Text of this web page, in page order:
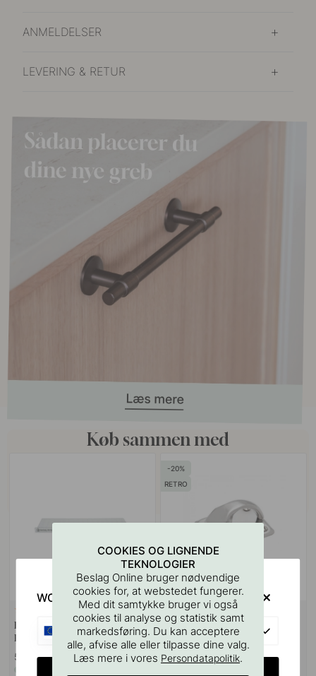
ANMELDELSER
LEVERING & RETUR
Køb sammen med
Boreskabelonen til Greb &
Knopper
55 kr
20
RETRO
18
Greb 5181U Ticka - Rustfrit Stål
87 kr109 kr
COOKIES OG LIGNENDE
TEKNOLOGIER
Beslag Online bruger nødvendige
cookies for, at webstedet fungerer.
Med dit samtykke bruger vi også
cookies til analyse og statistik samt
markedsføring. Du kan acceptere
alle, afvise alle eller tilpasse dine valg.
Læs mere i vores Persondatapolitik.
WOULD YOU RATHER VISIT?
EU